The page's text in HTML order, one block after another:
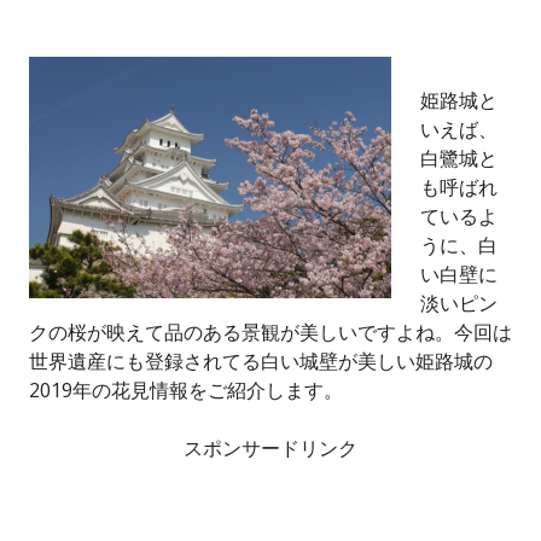
姫路城と
いえば、
白鷺城と
も呼ばれ
ているよ
うに、白
い白壁に
淡いピン
クの桜が映えて品のある景観が美しいですよね。今回は
世界遺産にも登録されてる白い城壁が美しい姫路城の
2019年の花見情報をご紹介します。
スポンサードリンク